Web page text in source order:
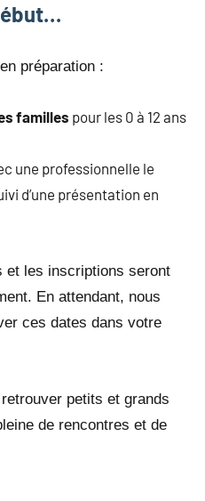
préparation :
familles pour les 0 à 12 ans
une professionnelle le
d’une présentation en
et les inscriptions seront
En attendant, nous
ces dates dans votre
petits et grands
de rencontres et de